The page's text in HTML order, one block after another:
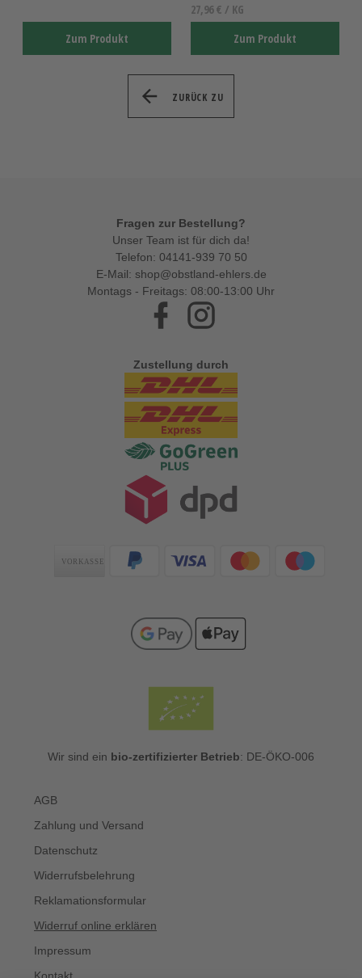
Zum Produkt
27,96 € / KG
Zum Produkt
ZURÜCK ZU
Fragen zur Bestellung?
Unser Team ist für dich da!
Telefon: 04141-939 70 50
E-Mail: shop@obstland-ehlers.de
Montags - Freitags: 08:00-13:00 Uhr
Facebook
Zustellung durch
Zahlungsarten
Wir sind ein bio-zertifizierter Betrieb: DE-ÖKO-006
AGB
Zahlung und Versand
Datenschutz
Widerrufsbelehrung
Reklamationsformular
Widerruf online erklären
Impressum